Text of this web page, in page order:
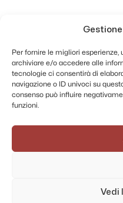
Per fornire le migliori
archiviare e/o accedere alle
tecnologie ci consentirà di
navigazione o ID univoci su
consenso può influire
funzioni.
Vedi